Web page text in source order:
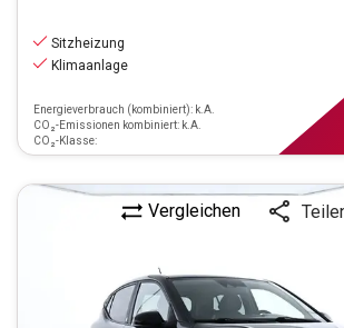
Sitzheizung
Klimaanlage
Energieverbrauch (kombiniert): k.A.
CO₂-Emissionen kombiniert: k.A.
CO₂-Klasse:
Vergleichen